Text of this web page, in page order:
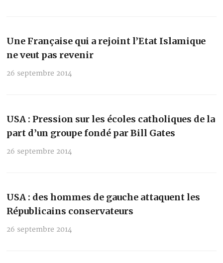
Une Française qui a rejoint l’Etat Islamique
ne veut pas revenir
26 septembre 2014
USA : Pression sur les écoles catholiques de la
part d’un groupe fondé par Bill Gates
26 septembre 2014
USA : des hommes de gauche attaquent les
Républicains conservateurs
26 septembre 2014